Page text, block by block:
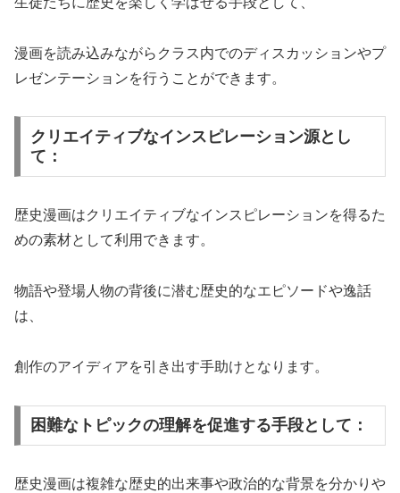
漫画を読み込みながらクラス内でのディスカッションやプ
レゼンテーションを行うことができます。
クリエイティブなインスピレーション源とし
て：
歴史漫画はクリエイティブなインスピレーションを得るた
めの素材として利用できます。
物語や登場人物の背後に潜む歴史的なエピソードや逸話
は、
創作のアイディアを引き出す手助けとなります。
困難なトピックの理解を促進する手段として：
歴史漫画は複雑な歴史的出来事や政治的な背景を分かりや